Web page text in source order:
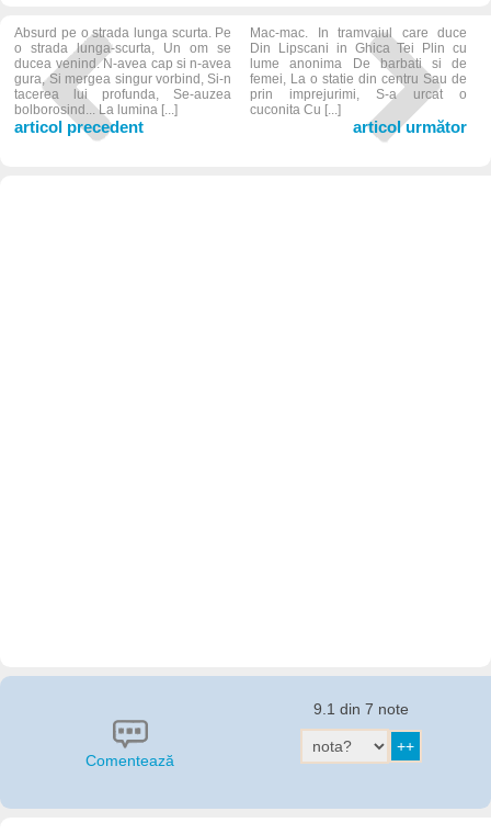
Absurd pe o strada lunga scurta. Pe
o strada lunga-scurta, Un om se
ducea venind. N-avea cap si n-avea
gura, Si mergea singur vorbind, Si-n
tacerea lui profunda, Se-auzea
bolborosind... La lumina [...]
articol precedent
Mac-mac. In tramvaiul care duce
Din Lipscani in Ghica Tei Plin cu
lume anonima De barbati si de
femei, La o statie din centru Sau de
prin imprejurimi, S-a urcat o
cuconita Cu [...]
articol următor
Comentează
9.1 din 7 note